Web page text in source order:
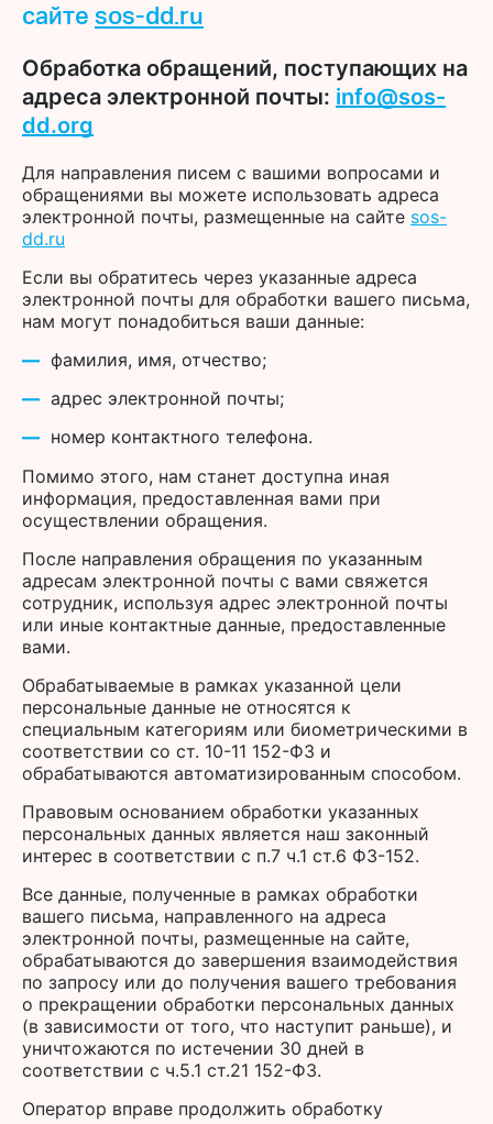
сайте sos-dd.ru
Обработка обращений, поступающих на
адреса электронной почты: info@sos-
dd.org
Для направления писем с вашими вопросами и
обращениями вы можете использовать адреса
электронной почты, размещенные на сайте sos-
dd.ru
Если вы обратитесь через указанные адреса
электронной почты для обработки вашего письма,
нам могут понадобиться ваши данные:
фамилия, имя, отчество;
адрес электронной почты;
номер контактного телефона.
Помимо этого, нам станет доступна иная
информация, предоставленная вами при
осуществлении обращения.
После направления обращения по указанным
адресам электронной почты с вами свяжется
сотрудник, используя адрес электронной почты
или иные контактные данные, предоставленные
вами.
Обрабатываемые в рамках указанной цели
персональные данные не относятся к
специальным категориям или биометрическими в
соответствии со ст. 10-11 152-ФЗ и
обрабатываются автоматизированным способом.
Правовым основанием обработки указанных
персональных данных является наш законный
интерес в соответствии с п.7 ч.1 ст.6 ФЗ-152.
Все данные, полученные в рамках обработки
вашего письма, направленного на адреса
электронной почты, размещенные на сайте,
обрабатываются до завершения взаимодействия
по запросу или до получения вашего требования
о прекращении обработки персональных данных
(в зависимости от того, что наступит раньше), и
уничтожаются по истечении 30 дней в
соответствии с ч.5.1 ст.21 152-ФЗ.
Оператор вправе продолжить обработку